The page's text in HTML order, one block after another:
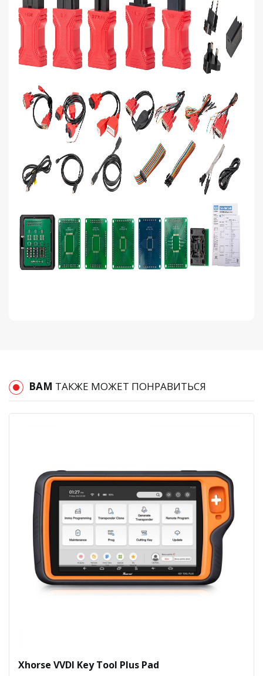
ВАМ ТАКЖЕ МОЖЕТ ПОНРАВИТЬСЯ
Xhorse VVDI Key Tool Plus Pad